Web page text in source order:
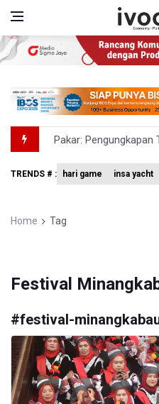
Pakar:
Tim 9 Kejagung
BNPB Minta Pemprov
TRENDS # : hari game insa yacht
Home Tag
Festival
#festival-